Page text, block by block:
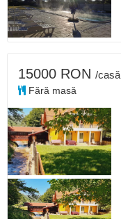
15000 RON /casă
Fără masă